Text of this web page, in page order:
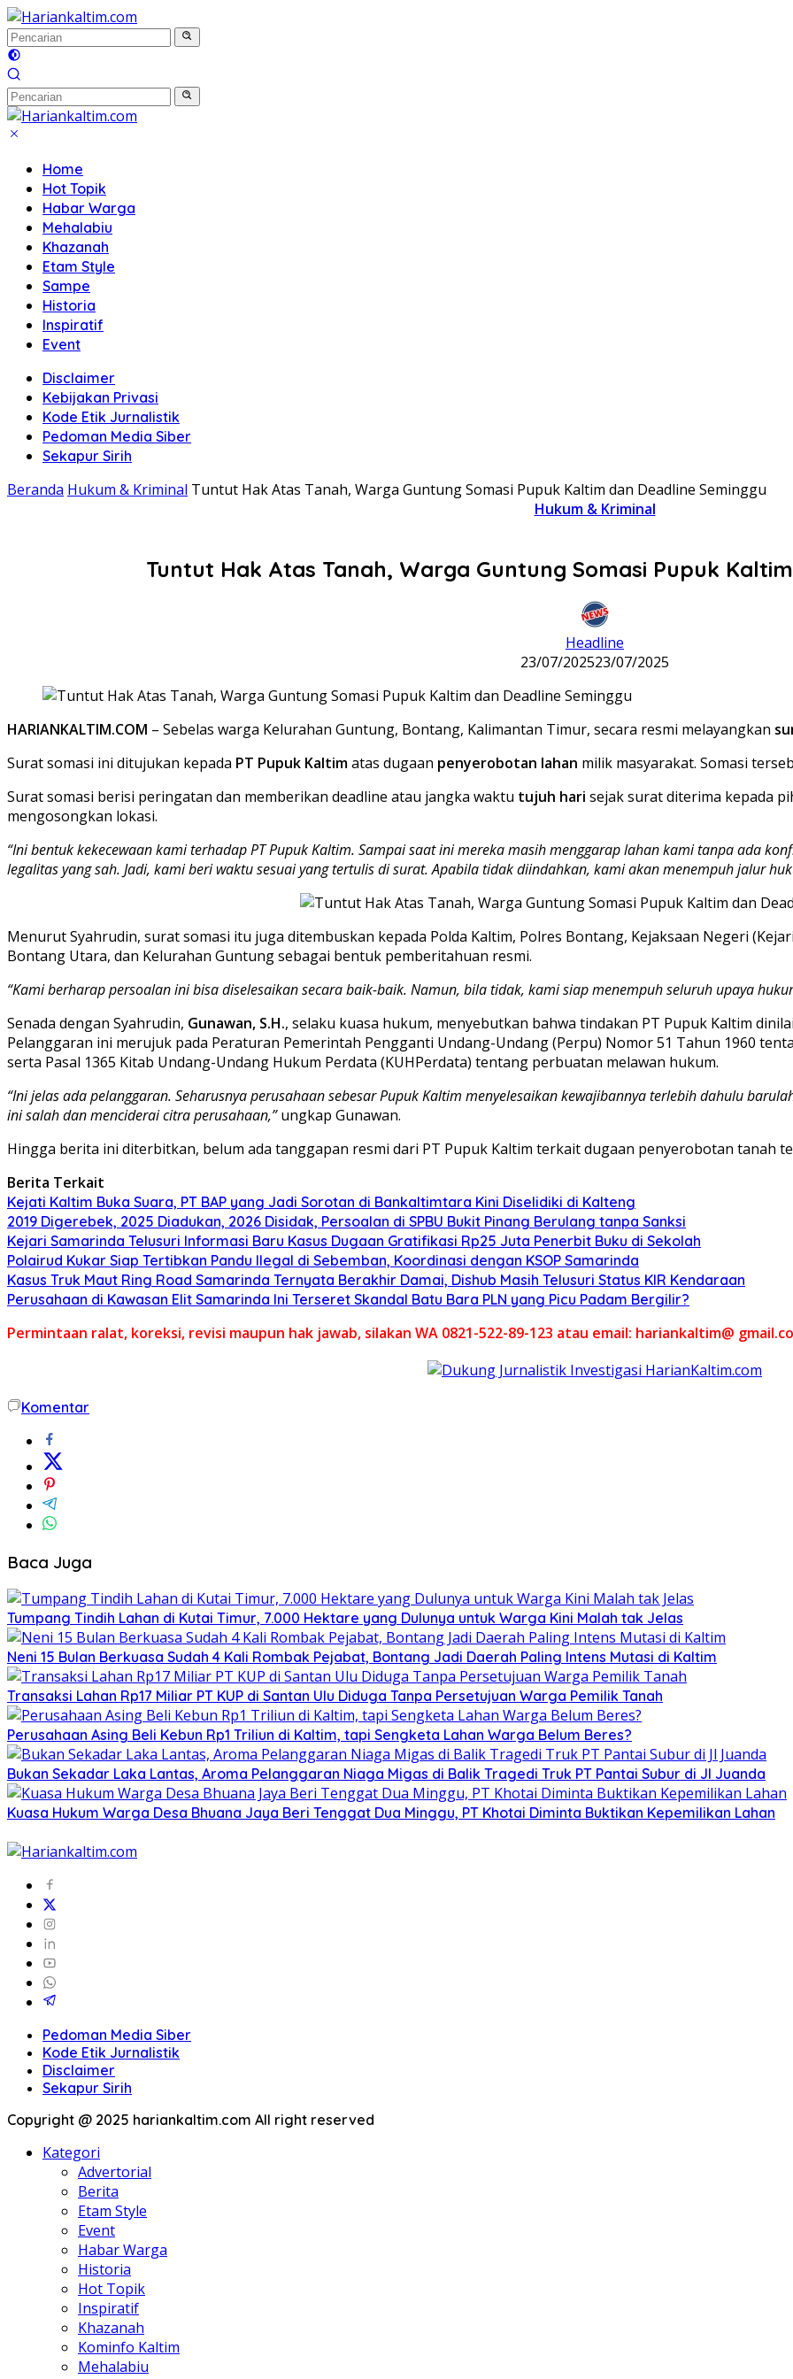
Langsung
ke
konten
Home
Hot Topik
Habar Warga
Mehalabiu
Khazanah
Etam Style
Sampe
Historia
Inspiratif
Event
Disclaimer
Kebijakan Privasi
Kode Etik Jurnalistik
Pedoman Media Siber
Sekapur Sirih
Beranda Hukum & Kriminal Tuntut Hak Atas Tanah, Warga Guntung Somasi Pupuk Kaltim dan Deadline Seminggu
Hukum & Kriminal
Tuntut Hak Atas Tanah, Warga Guntung Somasi Pupuk
Headline
23/07/202523/07/2025
HARIANKALTIM.COM – Sebelas warga Kelurahan Guntung, Bontang, Kalimantan Timur, secara resmi melayangkan
Surat somasi ini ditujukan kepada PT Pupuk Kaltimatas dugaan penyerobotan lahan milik masyarakat. Somasi
Surat somasi berisi peringatan dan memberikan deadline atau jangka waktu tujuh hari sejak surat diterima kepada
mengosongkan lokasi.
“Ini bentuk kekecewaan kami terhadap PT Pupuk Kaltim. Sampai saat ini mereka masih menggarap lahan kami tanpa ada
legalitas yang sah. Jadi, kami beri waktu sesuai yang tertulis di surat. Apabila tidak diindahkan, kami akan menempuh jalur
Menurut Syahrudin, surat somasi itu juga ditembuskan kepada Polda Kaltim, Polres Bontang, Kejaksaan Negeri
Bontang Utara, dan Kelurahan Guntung sebagai bentuk pemberitahuan resmi.
“Kami berharap persoalan ini bisa diselesaikan secara baik-baik. Namun, bila tidak, kami siap menempuh seluruh upaya
Senada dengan Syahrudin, Gunawan, S.H., selaku kuasa hukum, menyebutkan bahwa tindakan PT Pupuk Kaltim
Pelanggaran ini merujuk pada Peraturan Pemerintah Pengganti Undang-Undang (Perpu) Nomor 51 Tahun 1960
serta Pasal 1365 Kitab Undang-Undang Hukum Perdata (KUHPerdata) tentang perbuatan melawan hukum.
“Ini jelas ada pelanggaran. Seharusnya perusahaan sebesar Pupuk Kaltim menyelesaikan kewajibannya terlebih dahulu
ini salah dan menciderai citra perusahaan,”ungkap Gunawan.
Hingga berita ini diterbitkan, belum ada tanggapan resmi dari PT Pupuk Kaltim terkait dugaan penyerobotan tanah
Berita Terkait
Kejati Kaltim Buka Suara, PT BAP yang Jadi Sorotan di Bankaltimtara Kini Diselidiki di Kalteng
2019 Digerebek, 2025 Diadukan, 2026 Disidak, Persoalan di SPBU Bukit Pinang Berulang tanpa Sanksi
Kejari Samarinda Telusuri Informasi Baru Kasus Dugaan Gratifikasi Rp25 Juta Penerbit Buku di Sekolah
Polairud Kukar Siap Tertibkan Pandu Ilegal di Sebemban, Koordinasi dengan KSOP Samarinda
Kasus Truk Maut Ring Road Samarinda Ternyata Berakhir Damai, Dishub Masih Telusuri Status KIR Kendaraan
Perusahaan di Kawasan Elit Samarinda Ini Terseret Skandal Batu Bara PLN yang Picu Padam Bergilir?
Permintaan ralat, koreksi, revisi maupun hak jawab, silakan WA 0821-522-89-123 atau email: hariankaltim@
Komentar
Baca Juga
Tumpang Tindih Lahan di Kutai Timur, 7.000 Hektare yang Dulunya untuk Warga Kini Malah tak Jelas
Neni 15 Bulan Berkuasa Sudah 4 Kali Rombak Pejabat, Bontang Jadi Daerah Paling Intens Mutasi di Kaltim
Transaksi Lahan Rp17 Miliar PT KUP di Santan Ulu Diduga Tanpa Persetujuan Warga Pemilik Tanah
Perusahaan Asing Beli Kebun Rp1 Triliun di Kaltim, tapi Sengketa Lahan Warga Belum Beres?
Bukan Sekadar Laka Lantas, Aroma Pelanggaran Niaga Migas di Balik Tragedi Truk PT Pantai Subur di Jl Juanda
Kuasa Hukum Warga Desa Bhuana Jaya Beri Tenggat Dua Minggu, PT Khotai Diminta Buktikan Kepemilikan Lahan
Pedoman Media Siber
Kode Etik Jurnalistik
Disclaimer
Sekapur Sirih
Copyright @ 2025 hariankaltim.com All right reserved
Kategori
Advertorial
Berita
Etam Style
Event
Habar Warga
Historia
Hot Topik
Inspiratif
Khazanah
Kominfo Kaltim
Mehalabiu